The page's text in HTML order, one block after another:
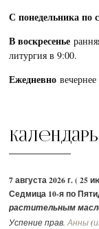
С понедельника по
В воскресенье
литургия в 9:00.
Ежедневно
Календарь
7 августа 2026 г. ( 25
Седмица 10-я по
растительным
Успение прав.Анны (